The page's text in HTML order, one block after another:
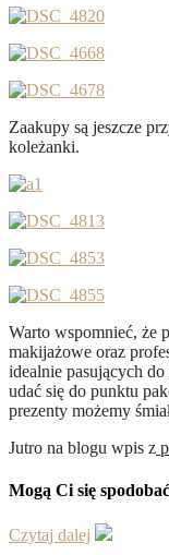
Zaakupy są jeszcze
koleżanki.
Warto wspomnieć, że
makijażowe oraz
idealnie pasujących
udać się do punktu
prezenty możemy
Jutro na blogu wpis z
Mogą Ci się
Czytaj dalej